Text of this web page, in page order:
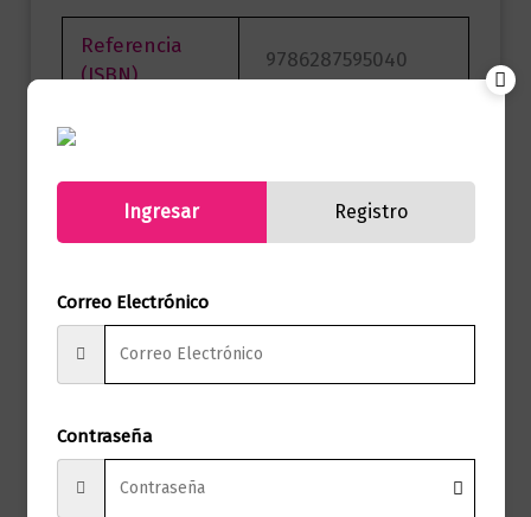
Referencia
(ISBN)
9786287595040
Páginas 432
Autor MEGAN MAXWELL
Sello
Formato
Ingresar Registro
Correo Electrónico
Contraseña